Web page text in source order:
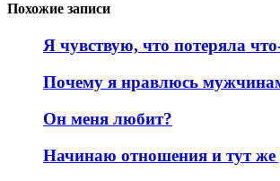
Похожие записи
Я чувствую, что потеряла
Почему я нравлюсь
Он меня любит?
Начинаю отношения и тут же